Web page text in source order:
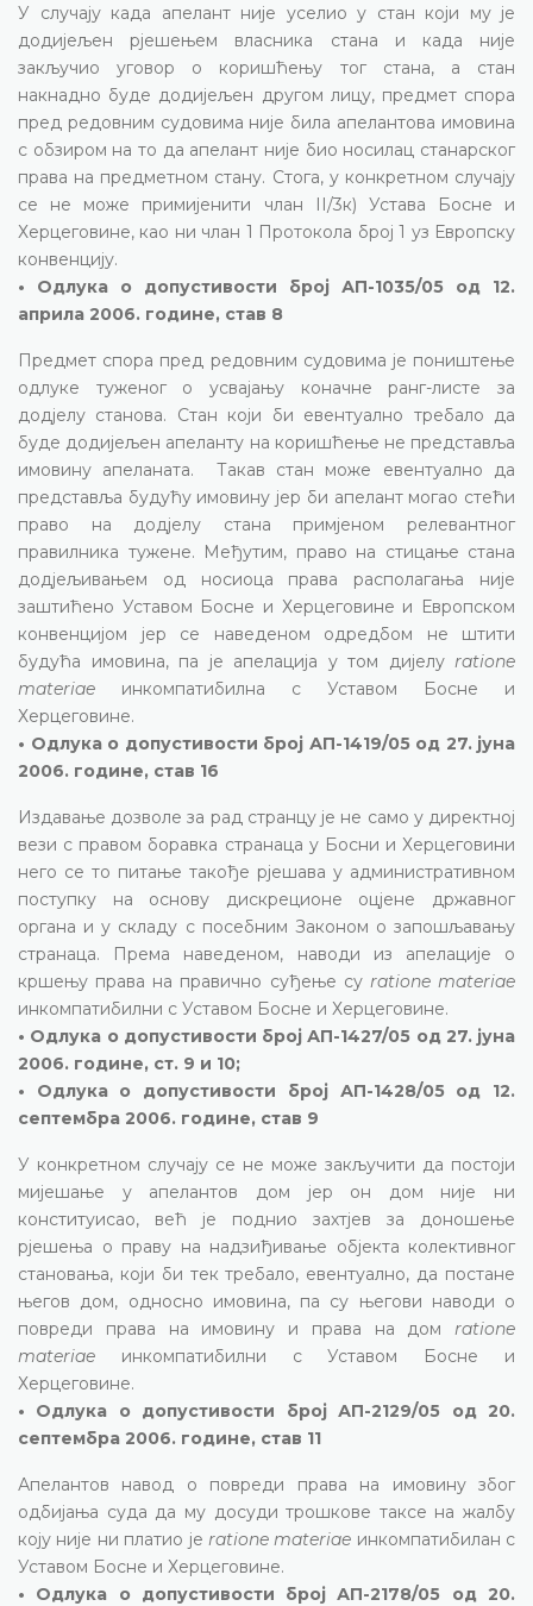
У случају када апелант није уселио у стан који му је
додијељен рјешењем власника стана и када није
закључио уговор о коришћењу тог стана, а стан
накнадно буде додијељен другом лицу, предмет спора
пред редовним судовима није била апелантова имовина
с обзиром на то да апелант није био носилац станарског
права на предметном стану. Стога, у конкретном случају
се не може примијенити члан II/3к) Устава Босне и
Херцеговине, као ни члан 1 Протокола број 1 уз Европску
конвенцију.
• Одлука о допустивости број АП-1035/05 од 12.
априла 2006. године, став 8
Предмет спора пред редовним судовима је поништење
одлуке туженог о усвајању коначне ранг-листе за
додјелу станова. Стан који би евентуално требало да
буде додијељен апеланту на коришћење не представља
имовину апеланата. Такав стан може евентуално да
представља будућу имовину јер би апелант могао стећи
право на додјелу стана примјеном релевантног
правилника тужене. Међутим, право на стицање стана
додјељивањем од носиоца права располагања није
заштићено Уставом Босне и Херцеговине и Европском
конвенцијом јер се наведеном одредбом не штити
будућа имовина, па је апелација у том дијелу ratione
materiae инкомпатибилна с Уставом Босне и
Херцеговине.
• Одлука о допустивости број АП-1419/05 од 27. јуна
2006. године, став 16
Издавање дозволе за рад странцу је не само у директној
вези с правом боравка странаца у Босни и Херцеговини
него се то питање такође рјешава у административном
поступку на основу дискреционе оцјене државног
органа и у складу с посебним Законом о запошљавању
странаца. Према наведеном, наводи из апелације о
кршењу права на правично суђење су ratione materiae
инкомпатибилни с Уставом Босне и Херцеговине.
• Одлука о допустивости број АП-1427/05 од 27. јуна
2006. године, ст. 9 и 10;
• Одлука о допустивости број АП-1428/05 од 12.
септембра 2006. године, став 9
У конкретном случају се не може закључити да постоји
мијешање у апелантов дом јер он дом није ни
конституисао, већ је поднио захтјев за доношење
рјешења о праву на надзиђивање објекта колективног
становања, који би тек требало, евентуално, да постане
његов дом, односно имовина, па су његови наводи о
повреди права на имовину и права на дом ratione
materiae инкомпатибилни с Уставом Босне и
Херцеговине.
• Одлука о допустивости број АП-2129/05 од 20.
септембра 2006. године, став 11
Апелантов навод о повреди права на имовину због
одбијања суда да му досуди трошкове таксе на жалбу
коју није ни платио је ratione materiae инкомпатибилан с
Уставом Босне и Херцеговине.
• Одлука о допустивости број АП-2178/05 од 20.